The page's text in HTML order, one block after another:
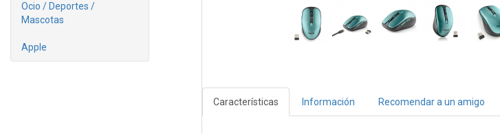
Ocio / Deportes /
Mascotas
Apple
Características Información Recomendar a un amigo